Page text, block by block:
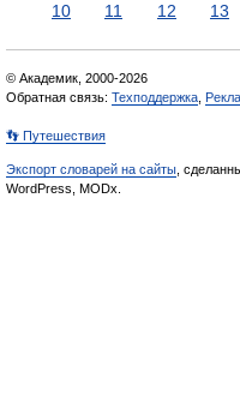
10
11 12 13
© Академик, 2000-2026
Обратная связь: Техподдержка
👣 Путешествия
Экспорт словарей на сайты ,
WordPress, MODx.